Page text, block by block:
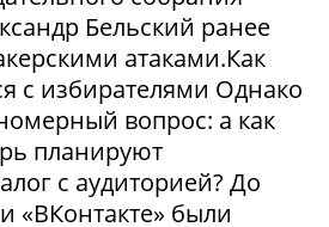
Бельский ранее
атаками.Как
с избирателями Однако
вопрос: а как
планируют
с аудиторией? До
«ВКонтакте» были